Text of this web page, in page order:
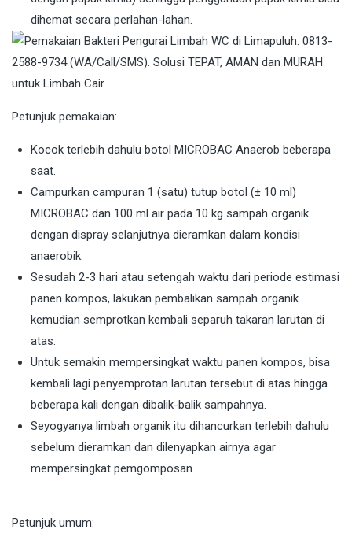
dihemat secara perlahan-lahan.
Petunjuk pemakaian:
Kocok terlebih dahulu botol MICROBAC Anaerob beberapa
saat.
Campurkan campuran 1 (satu) tutup botol (± 10 ml)
MICROBAC dan 100 ml air pada 10 kg sampah organik
dengan dispray selanjutnya dieramkan dalam kondisi
anaerobik.
Sesudah 2-3 hari atau setengah waktu dari periode estimasi
panen kompos, lakukan pembalikan sampah organik
kemudian semprotkan kembali separuh takaran larutan di
atas.
Untuk semakin mempersingkat waktu panen kompos, bisa
kembali lagi penyemprotan larutan tersebut di atas hingga
beberapa kali dengan dibalik-balik sampahnya.
Seyogyanya limbah organik itu dihancurkan terlebih dahulu
sebelum dieramkan dan dilenyapkan airnya agar
mempersingkat pemgomposan.
Petunjuk umum: